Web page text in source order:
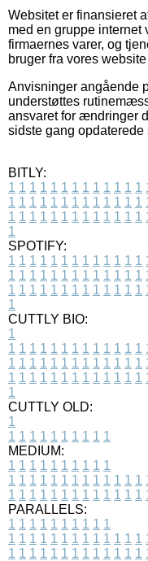
Websitet er finansieret
med en gruppe internet
firmaernes varer, og
bruger fra vores
Anvisninger angående
understøttes
ansvaret for ændringer
sidste gang opdaterede
BITLY:
1 1 1 1 1 1 1 1 1 1 1 1 1
1 1 1 1 1 1 1 1 1 1 1 1 1
1 1 1 1 1 1 1 1 1 1 1 1 1
1
SPOTIFY:
1 1 1 1 1 1 1 1 1 1 1 1 1
1 1 1 1 1 1 1 1 1 1 1 1 1
1 1 1 1 1 1 1 1 1 1 1 1 1
1
CUTTLY BIO:
1
1 1 1 1 1 1 1 1 1 1 1 1 1
1 1 1 1 1 1 1 1 1 1 1 1 1
1 1 1 1 1 1 1 1 1 1 1 1 1
1
CUTTLY OLD:
1
1 1 1 1 1 1 1 1 1 1
MEDIUM:
1 1 1 1 1 1 1 1 1 1
1 1 1 1 1 1 1 1 1 1 1 1 1
1 1 1 1 1 1 1 1 1 1 1 1 1
PARALLELS:
1 1 1 1 1 1 1 1 1 1
1 1 1 1 1 1 1 1 1 1 1 1 1
1 1 1 1 1 1 1 1 1 1 1 1 1